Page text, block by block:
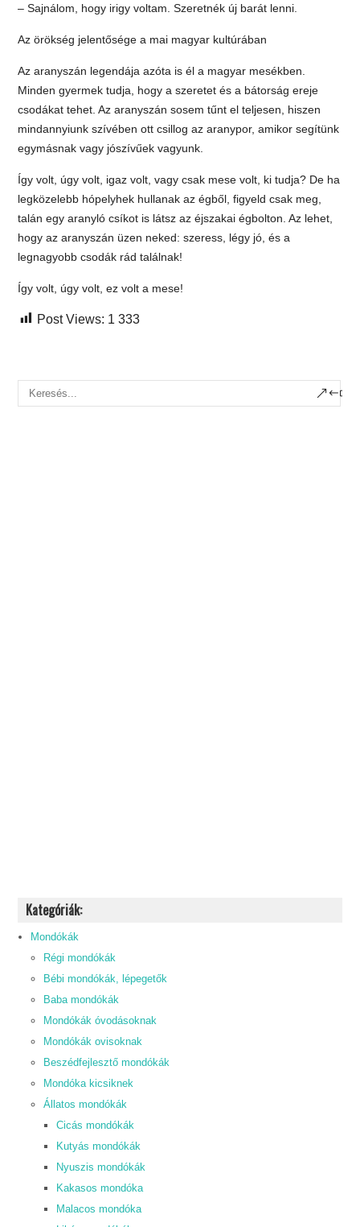
– Sajnálom, hogy irigy voltam. Szeretnék új barát lenni.
Az örökség jelentősége a mai magyar kultúrában
Az aranyszán legendája azóta is él a magyar mesékben.
Minden gyermek tudja, hogy a szeretet és a bátorság ereje
csodákat tehet. Az aranyszán sosem tűnt el teljesen, hiszen
mindannyiunk szívében ott csillog az aranypor, amikor segítünk
egymásnak vagy jószívűek vagyunk.
Így volt, úgy volt, igaz volt, vagy csak mese volt, ki tudja? De ha
legközelebb hópelyhek hullanak az égből, figyeld csak meg,
talán egy aranyló csíkot is látsz az éjszakai égbolton. Az lehet,
hogy az aranyszán üzen neked: szeress, légy jó, és a
legnagyobb csodák rád találnak!
Így volt, úgy volt, ez volt a mese!
Post Views: 1 333
Kategóriák:
Mondókák
Régi mondókák
Bébi mondókák, lépegetők
Baba mondókák
Mondókák óvodásoknak
Mondókák ovisoknak
Beszédfejlesztő mondókák
Mondóka kicsiknek
Állatos mondókák
Cicás mondókák
Kutyás mondókák
Nyuszis mondókák
Kakasos mondóka
Malacos mondóka